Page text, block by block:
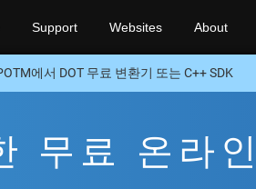
Support Websites About
에서 DOT 무료 변환기 또는 C++ SDK
무료 온라인